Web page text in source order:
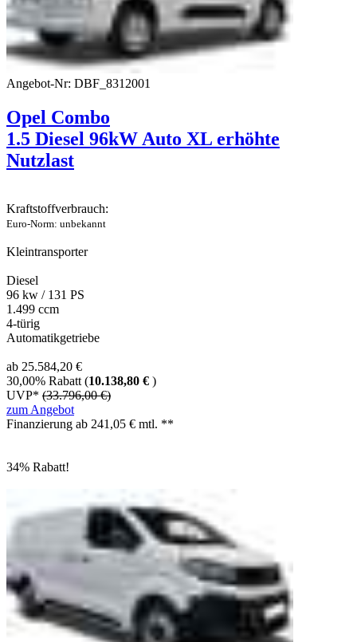
Angebot-Nr: DBF_8312001
Opel Combo
1.5 Diesel 96kW Auto XL erhöhte
Nutzlast
Kraftstoffverbrauch:
Euro-Norm: unbekannt
Kleintransporter
Diesel
96 kw / 131 PS
1.499 ccm
4-türig
Automatikgetriebe
ab 25.584,20 €
30,00% Rabatt (10.138,80 € )
UVP* (33.796,00 €)
zum Angebot
Finanzierung ab 241,05 € mtl. **
34% Rabatt!